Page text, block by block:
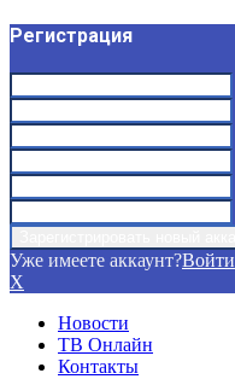
Регистрация
Уже имеете аккаунт?Войти
X
Новости
ТВ Онлайн
Контакты